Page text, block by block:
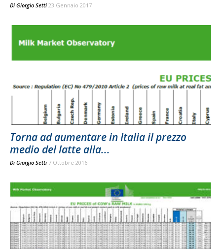
Di Giorgio Setti 23 Gennaio 2017
Torna ad aumentare in Italia il prezzo
medio del latte alla...
Di Giorgio Setti 7 Ottobre 2016